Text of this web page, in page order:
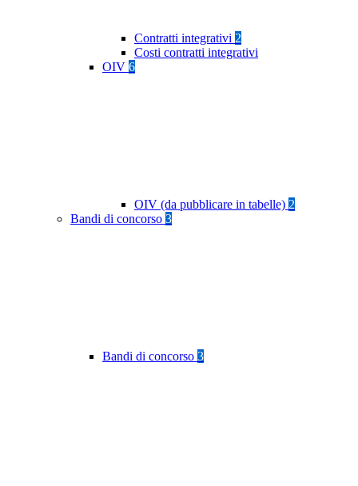
Contratti integrativi 2
Costi contratti integrativi
OIV 6
OIV (da pubblicare in tabelle) 2
Bandi di concorso 3
Bandi di concorso 3